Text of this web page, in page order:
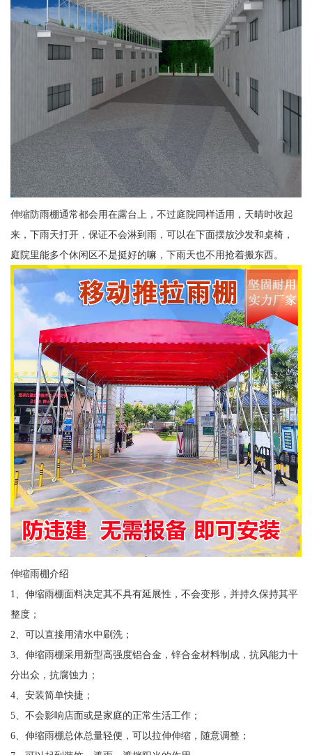
伸缩防雨棚通常都会用在露台上，不过庭院同样适用，天晴时收起
来，下雨天打开，保证不会淋到雨，可以在下面摆放沙发和桌椅，
庭院里能多个休闲区不是挺好的嘛，下雨天也不用抢着搬东西。
伸缩雨棚介绍
1、伸缩雨棚面料决定其不具有延展性，不会变形，并持久保持其平
整度；
2、可以直接用清水中刷洗；
3、伸缩雨棚采用新型高强度铝合金，锌合金材料制成，抗风能力十
分出众，抗腐蚀力；
4、安装简单快捷；
5、不会影响店面或是家庭的正常生活工作；
6、伸缩雨棚总体总量轻便，可以拉伸伸缩，随意调整；